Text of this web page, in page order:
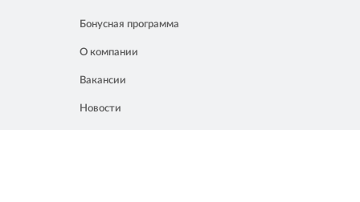
Бонусная программа
О компании
Вакансии
Новости